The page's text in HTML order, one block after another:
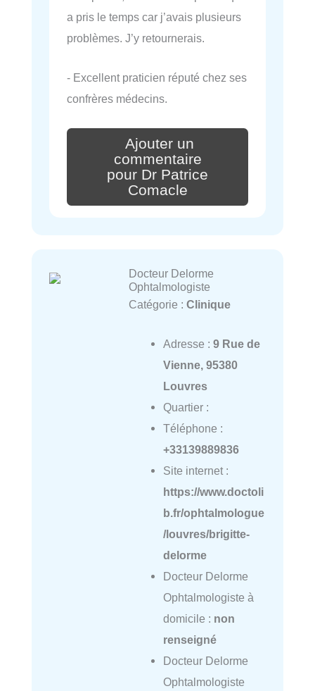
a pris le temps car j’avais plusieurs
problèmes. J’y retournerais.
- Excellent praticien réputé chez ses
confrères médecins.
Ajouter un
commentaire
pour Dr Patrice
Comacle
Docteur Delorme
Ophtalmologiste
Catégorie : Clinique
Adresse : 9 Rue de
Vienne, 95380
Louvres
Quartier :
Téléphone :
+33139889836
Site internet :
https://www.doctoli
b.fr/ophtalmologue
/louvres/brigitte-
delorme
Docteur Delorme
Ophtalmologiste à
domicile : non
renseigné
Docteur Delorme
Ophtalmologiste